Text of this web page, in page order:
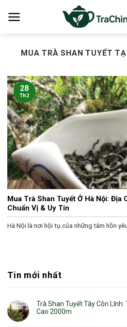
qua
MUA TRÀ SHAN TUYẾT
Mua Trà Shan Tuyết Ở Hà Nội: Địa
Chuẩn Vị & Uy Tín
Hà Nội là nơi hội tụ của những tâm hồn yêu
28
Th2
Tin mới nhất
Trà Shan Tuyết Tây Côn
Cao 2000m